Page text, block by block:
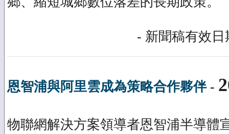
- 新聞稿有效日
恩智浦與阿里雲成為策略合作夥伴-
物聯網解決方案領導者恩智浦半導體